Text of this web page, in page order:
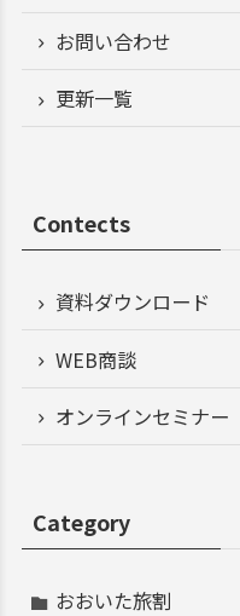
お問い合わせ
更新一覧
Contects
資料ダウンロード
WEB商談
オンラインセミナー
Category
おおいた旅割